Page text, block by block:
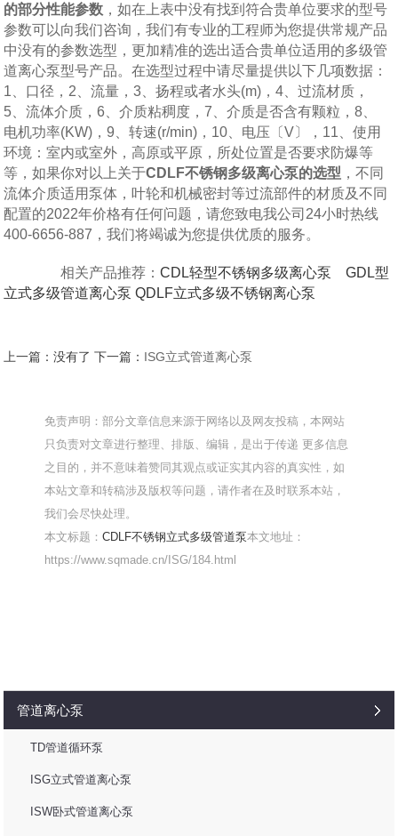
的部分性能参数 ，如在上表中没有找到符合贵单位要求的型号
参数可以向我们咨询，我们有专业的工程师为您提供常规产品
中没有的参数选型，更加精准的选出适合贵单位适用的多级管
道离心泵型号产品。在选型过程中请尽量提供以下几项数据：
1、口径，2、流量，3、扬程或者水头(m)，4、过流材质，
5、流体介质，6、介质粘稠度，7、介质是否含有颗粒，8、
电机功率(KW)，9、转速(r/min)，10、电压〔V〕，11、使用
环境：室内或室外，高原或平原，所处位置是否要求防爆等
等，如果你对以上关于CDLF不锈钢多级离心泵的选型 ，不同
流体介质适用泵体，叶轮和机械密封等过流部件的材质及不同
配置的2022年价格有任何问题，请您致电我公司24小时热线
400-6656-887，我们将竭诚为您提供优质的服务。
相关产品推荐：CDL轻型不锈钢多级离心泵
GDL型
立式多级管道离心泵 QDLF立式多级不锈钢离心泵
上一篇：没有了 下一篇： ISG立式管道离心泵
免责声明：部分文章信息来源于网络以及网友投稿，本网站
只负责对文章进行整理、排版、编辑，是出于传递 更多信息
之目的，并不意味着赞同其观点或证实其内容的真实性，如
本站文章和转稿涉及版权等问题，请作者在及时联系本站，
我们会尽快处理。
本文标题：CDLF不锈钢立式多级管道泵本文地址：
https://www.sqmade.cn/ISG/184.html
管道离心泵
TD管道循环泵
ISG立式管道离心泵
ISW卧式管道离心泵